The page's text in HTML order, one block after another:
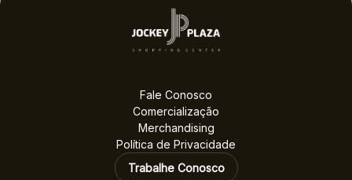
Fale Conosco
Comercialização
Merchandising
Política de Privacidade
Trabalhe Conosco